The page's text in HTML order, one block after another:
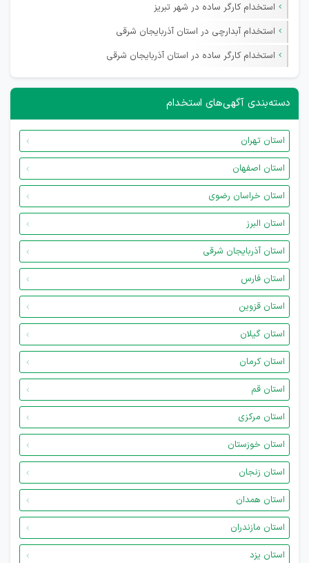
استخدام کارگر ساده در شهر تبریز
استخدام آبدارچی در استان آذربایجان شرقی
استخدام کارگر ساده در استان آذربایجان شرقی
دسته‌بندی آگهی‌های استخدام
استان تهران
استان اصفهان
استان خراسان رضوی
استان البرز
استان آذربایجان شرقی
استان فارس
استان قزوین
استان گیلان
استان کرمان
استان قم
استان مرکزی
استان خوزستان
استان زنجان
استان همدان
استان مازندران
استان یزد